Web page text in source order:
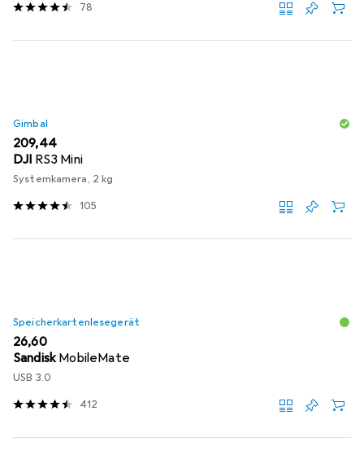
78
Gimbal
EUR
209,44
DJI RS3 Mini
Systemkamera, 2 kg
105
Speicherkartenlesegerät
EUR
26,60
SandiskMobileMate
USB 3.0
412